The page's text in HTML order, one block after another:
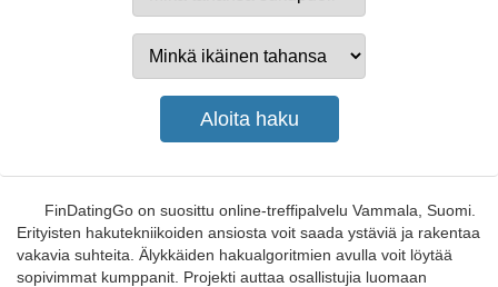
FinDatingGo on suosittu online-treffipalvelu Vammala, Suomi.
Erityisten hakutekniikoiden ansiosta voit saada ystäviä ja rakentaa
vakavia suhteita. Älykkäiden hakualgoritmien avulla voit löytää
sopivimmat kumppanit. Projekti auttaa osallistujia luomaan